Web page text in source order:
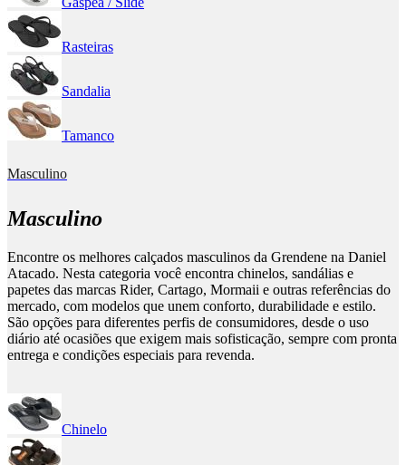
Rasteiras
Sandalia
Tamanco
Masculino
Masculino
Encontre os melhores calçados masculinos da Grendene na Daniel
Atacado. Nesta categoria você encontra chinelos, sandálias e
papetes das marcas Rider, Cartago, Mormaii e outras referências do
mercado, com modelos que unem conforto, durabilidade e estilo.
São opções para diferentes perfis de consumidores, desde o uso
diário até ocasiões que exigem mais sofisticação, sempre com pronta
entrega e condições especiais para revenda.
Chinelo